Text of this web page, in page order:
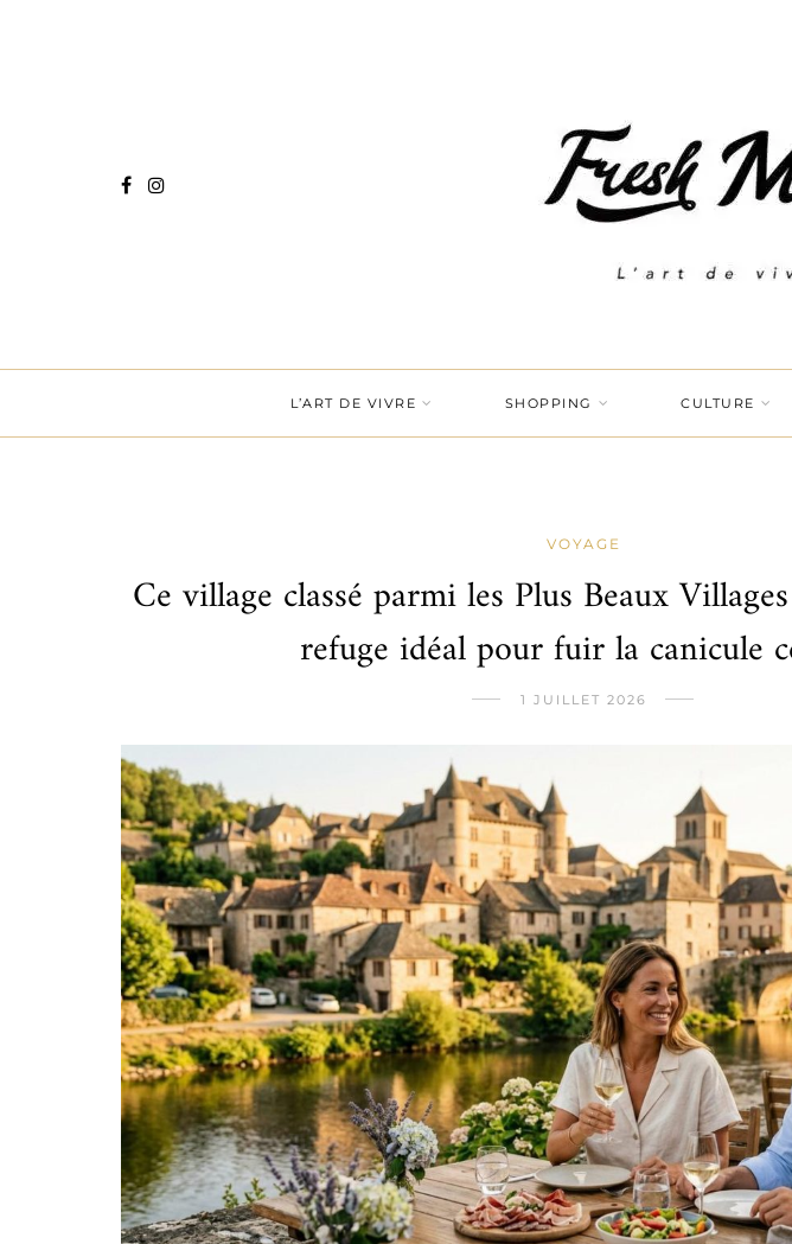
L’ART DE VIVRE SHOPPING CULTURE
VOYAGE
Ce village classé parmi les Plus Beaux
refuge idéal pour fuir la canicule
1 JUILLET 2026